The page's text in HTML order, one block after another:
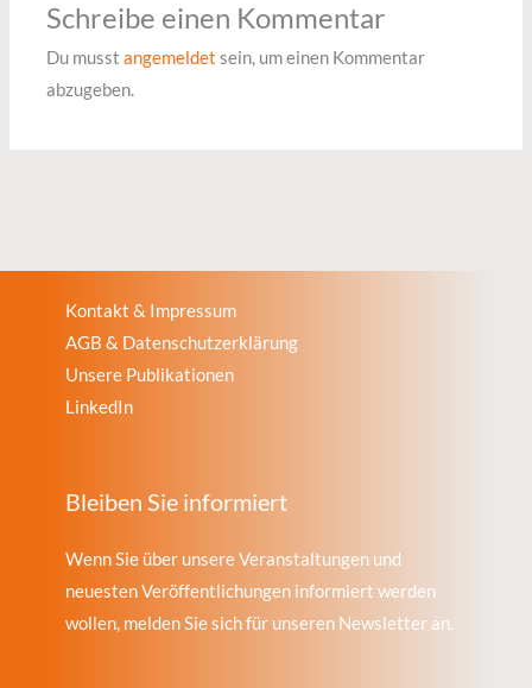
Schreibe einen Kommentar
Du musstangemeldet sein, um einen Kommentar
abzugeben.
Kontakt & Impressum
AGB & Datenschutzerklärung
Unsere Publikationen
LinkedIn
Bleiben Sie informiert
Wenn Sie über unsere Veranstaltungen und
neuesten Veröffentlichungen informiert werden
wollen, melden Sie sich für unseren Newsletter an.